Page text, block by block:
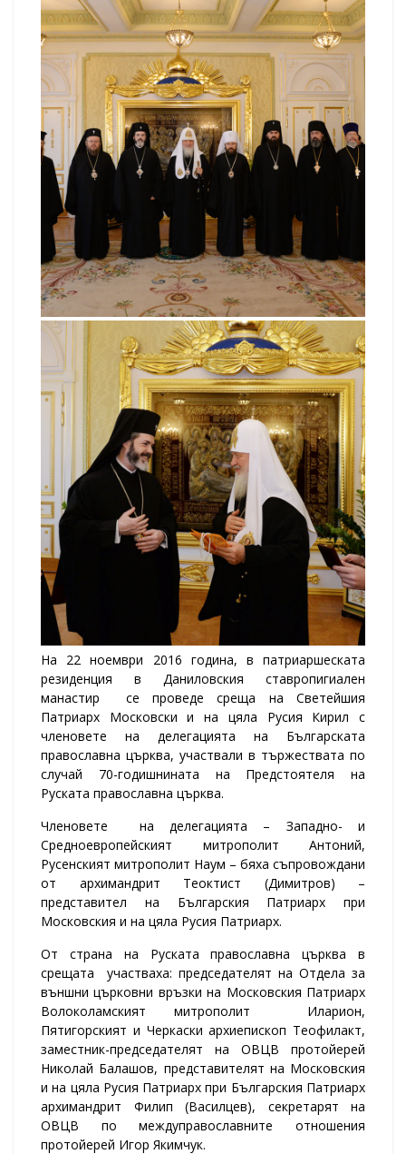
На 22 ноември 2016 година, в патриаршеската
резиденция в Даниловския ставропигиален
манастир се проведе среща на Светейшия
Патриарх Московски и на цяла Русия Кирил с
членовете на делегацията на Българската
православна църква, участвали в тържествата по
случай 70-годишнината на Предстоятеля на
Руската православна църква.
Членовете на делегацията – Западно- и
Средноевропейският митрополит Антоний,
Русенският митрополит Наум – бяха съпровождани
от архимандрит Теоктист (Димитров) –
представител на Българския Патриарх при
Московския и на цяла Русия Патриарх.
От страна на Руската православна църква в
срещата участваха: председателят на Отдела за
външни църковни връзки на Московския Патриарх
Волоколамският митрополит Иларион,
Пятигорският и Черкаски архиепископ Теофилакт,
заместник-председателят на ОВЦВ протойерей
Николай Балашов, представителят на Московския
и на цяла Русия Патриарх при Българския Патриарх
архимандрит Филип (Василцев), секретарят на
ОВЦВ по междуправославните отношения
протойерей Игор Якимчук.